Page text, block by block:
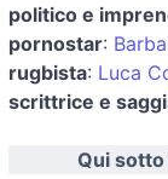
politico e
pornostar:
rugbista: Luca
scrittrice e
Qui